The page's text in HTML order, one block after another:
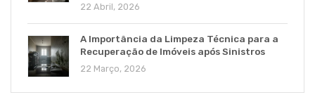
22 Abril, 2026
A Importância da Limpeza Técnica para a
Recuperação de Imóveis após Sinistros
22 Março, 2026